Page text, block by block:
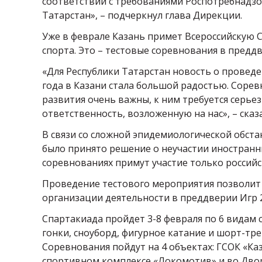
Татарстан», – подчеркнул глава Дирекции.
Уже в феврале Казань примет
спорта. Это – тестовые соревнования в
«Для Республики Татарстан новость о
года в Казани стала большой радостью.
развития очень важны, к ним требуется
ответственность, возложенную на нас», –
В связи со сложной эпидемиологической
было принято решение о неучастии
соревнованиях примут участие только
Проведение тестового мероприятия
организации деятельности в преддверии Игр
Спартакиада пройдет 3-8 февраля по 6 видам
гонки, сноуборд, фигурное катание и шорт-
Соревнования пойдут на 4 объектах: ГСОК